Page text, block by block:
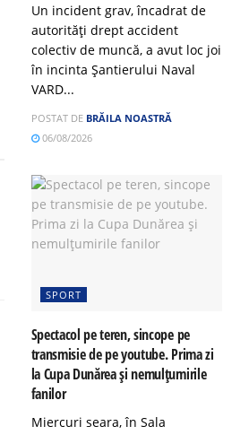
Un incident grav, încadrat de
autorități drept accident
colectiv de muncă, a avut loc joi
în incinta Șantierului Naval
VARD...
POSTAT DE BRĂILA NOASTRĂ
06/08/2026
SPORT
Spectacol pe teren, sincope pe
transmisie de pe youtube. Prima zi
la Cupa Dunărea și nemulțumirile
fanilor
Miercuri seara, în Sala